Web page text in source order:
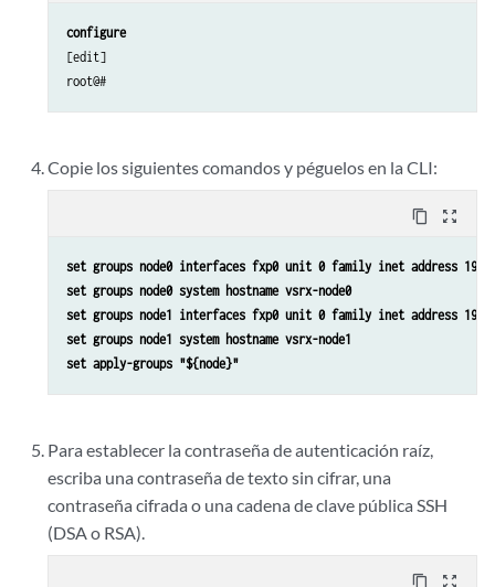
configure
[edit]
Copie los siguientes comandos y péguelos en la CLI:
content_copy zoom_out_map
set groups node0 interfaces fxp0 unit 0 family inet address
set groups node0 system hostname vsrx-node0
set groups node1 interfaces fxp0 unit 0 family inet address
set groups node1 system hostname vsrx-node1
set apply-groups "${node}"
Para establecer la contraseña de autenticación raíz,
escriba una contraseña de texto sin cifrar, una
contraseña cifrada o una cadena de clave pública SSH
(DSA o RSA).
content_copy zoom_out_map